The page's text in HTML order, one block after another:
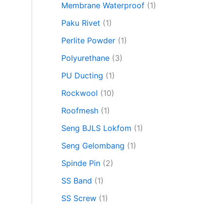
Membrane Waterproof (1)
Paku Rivet (1)
Perlite Powder (1)
Polyurethane (3)
PU Ducting (1)
Rockwool (10)
Roofmesh (1)
Seng BJLS Lokfom (1)
Seng Gelombang (1)
Spinde Pin (2)
SS Band (1)
SS Screw (1)